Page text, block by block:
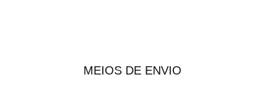
MEIOS DE ENVIO